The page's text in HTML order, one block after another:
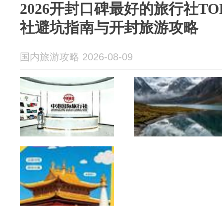
2026开封口碑最好的旅行社
社避坑指南与开封旅游攻略
国内旅游攻略 2026-08-09